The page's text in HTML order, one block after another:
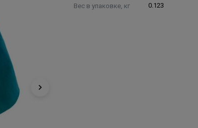
Вес в упаковке, кг 0.123